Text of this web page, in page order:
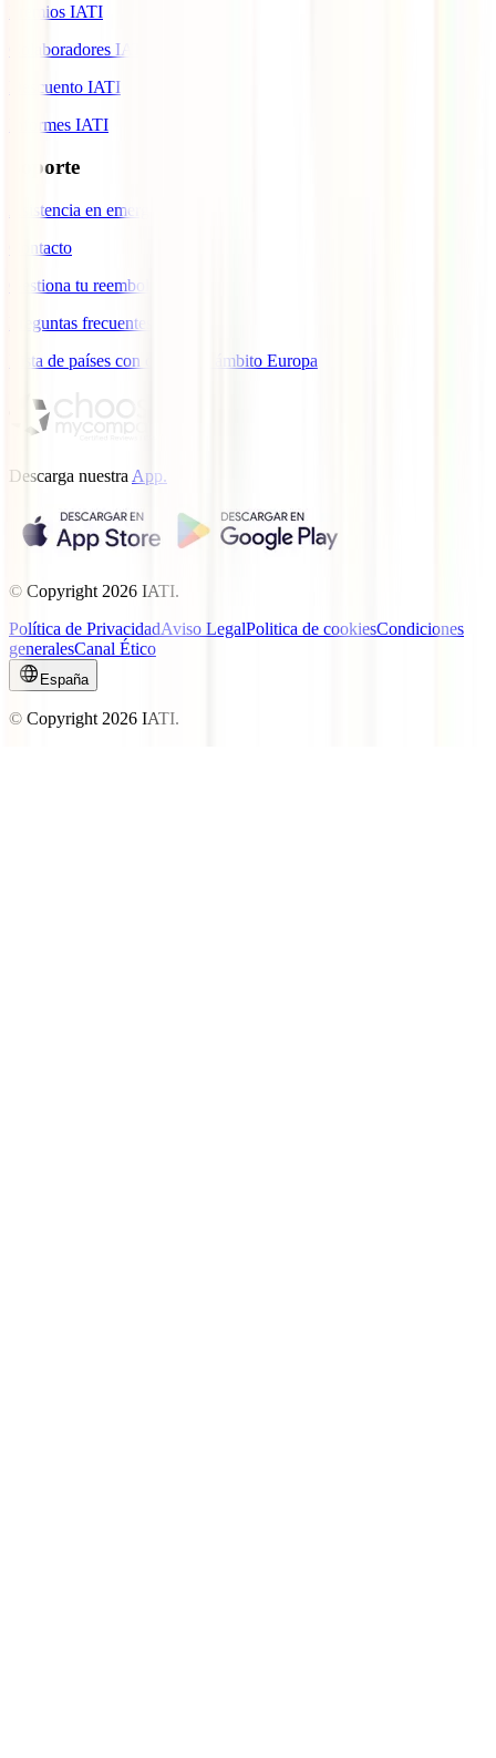
Premios IATI
Colaboradores IATI
Descuento IATI
Informes IATI
Soporte
Asistencia en emergencias
Contacto
Gestiona tu reembolso
Preguntas frecuentes
Lista de países con cobertura ámbito Europa
Descarga nuestra App.
© Copyright 2026 IATI.
Política de PrivacidadAviso LegalPolitica de cookiesCondiciones
generalesCanal Ético
España
© Copyright 2026 IATI.